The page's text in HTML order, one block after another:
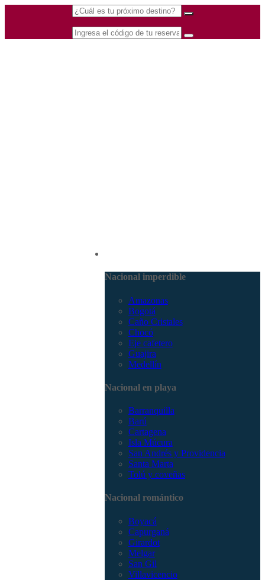
Nacional imperdible
Amazonas
Bogotá
Caño Cristales
Chocó
Eje cafetero
Guajira
Medellín
Nacional en playa
Barranquilla
Barú
Cartagena
Isla Múcura
San Andrés y Providencia
Santa Marta
Tolú y coveñas
Nacional romántico
Boyacá
Capurganá
Girardot
Melgar
San Gil
Villavicencio